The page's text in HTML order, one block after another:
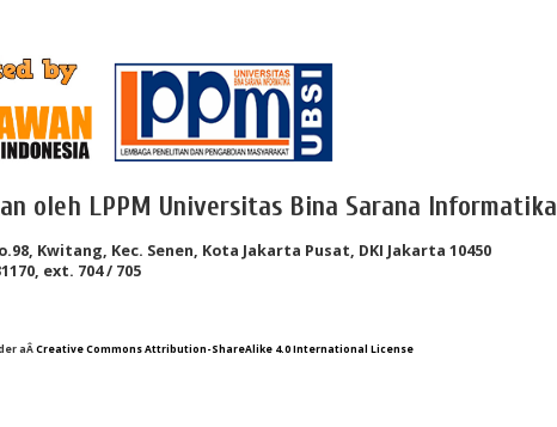
oleh LPPM Universitas Bina Sarana Informatika
Kwitang, Kec. Senen, Kota Jakarta Pusat, DKI Jakarta 10450
ext. 704 / 705
aÂCreative Commons Attribution-ShareAlike 4.0 International License